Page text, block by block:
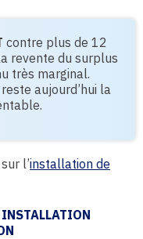
contre plus de 12
revente du surplus
très marginal.
reste aujourd’hui la
l’installation de
INSTALLATION